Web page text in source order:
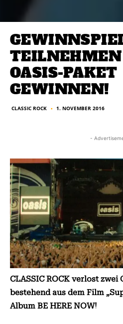
OASIS-PAKET
GEWINNEN!
CLASSIC ROCK ■ 1. NOVEMBER 2016
-
CLASSIC ROCK verlost zwei
bestehend aus dem Film
Album BE HERE NOW!